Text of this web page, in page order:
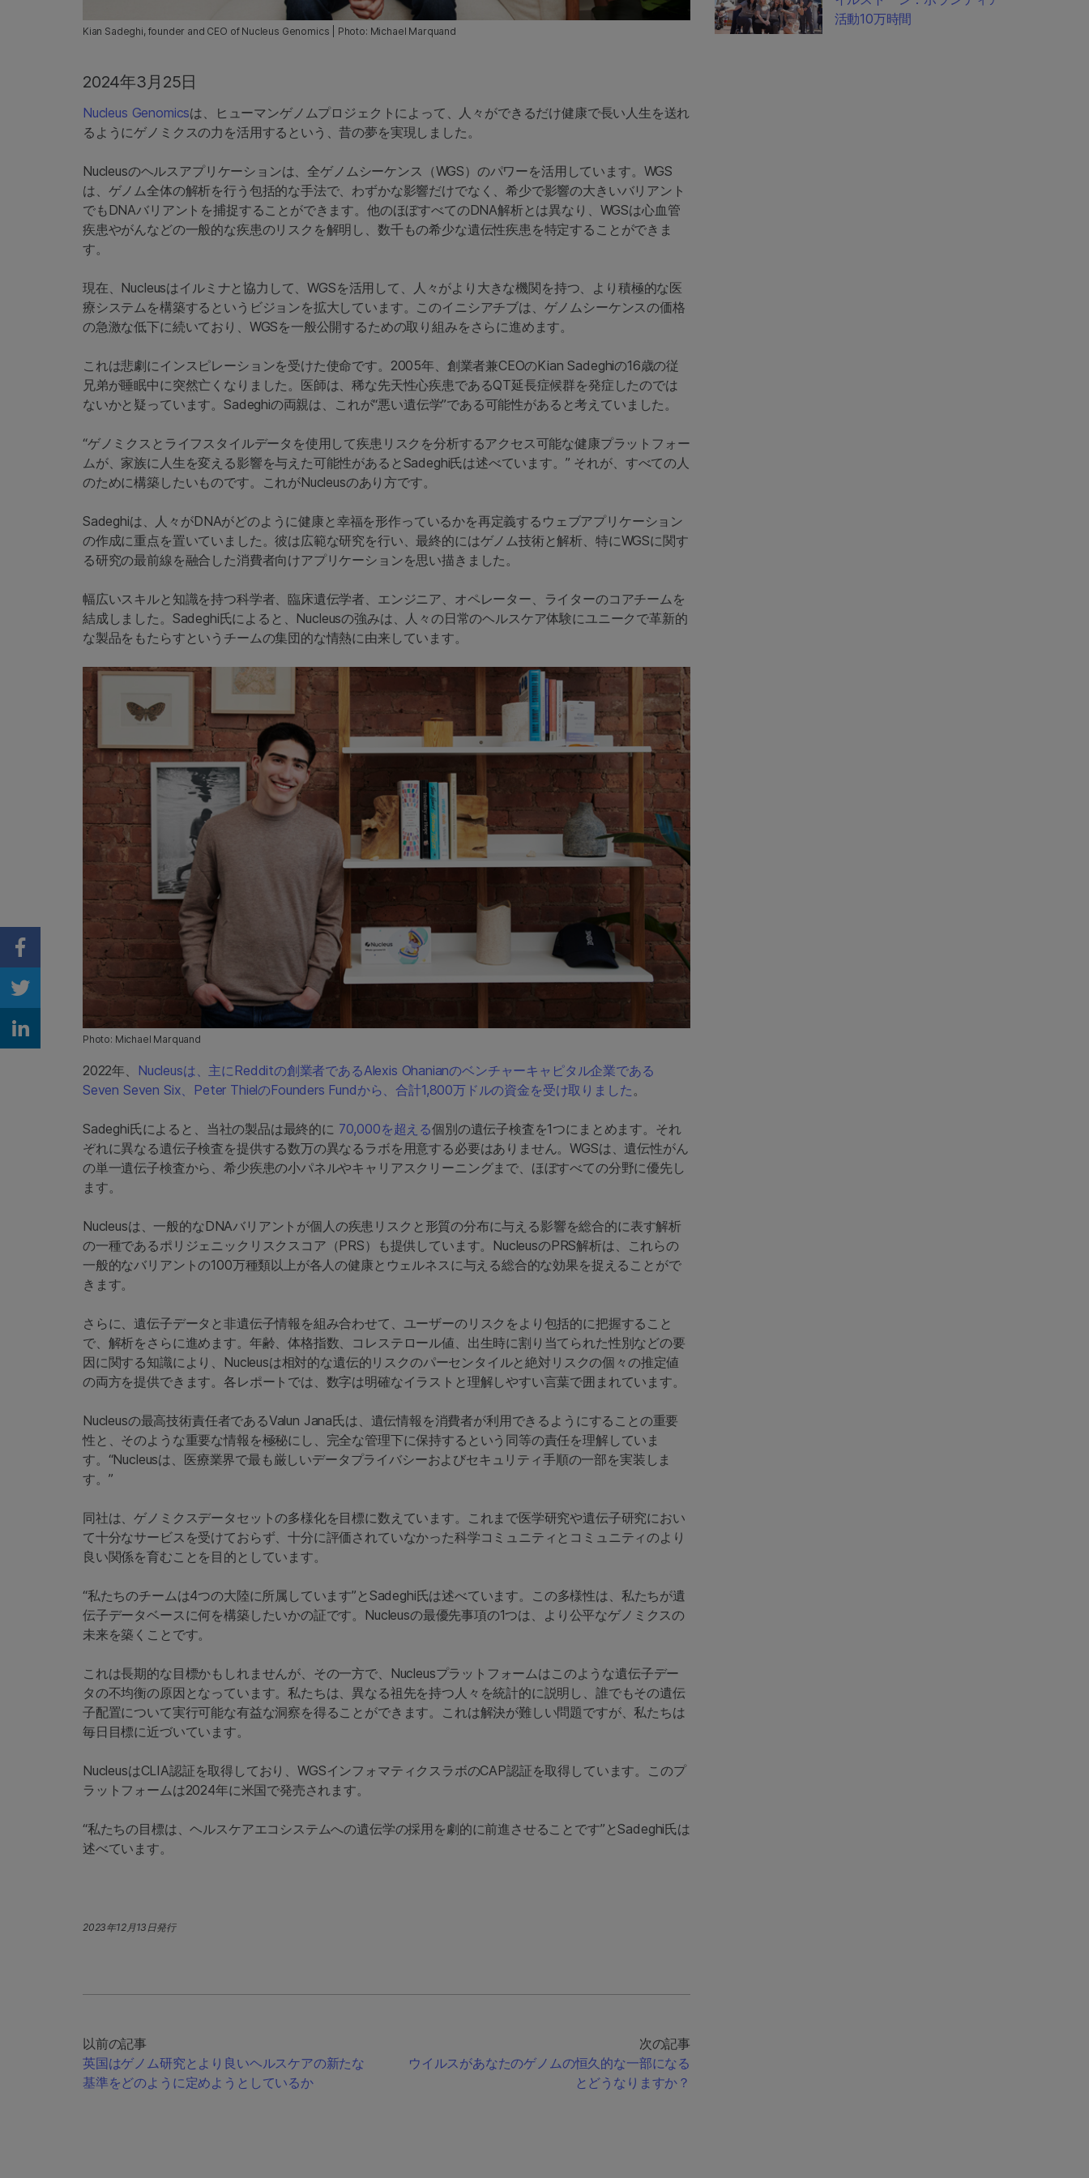
Kian Sadeghi, founder and CEO of Nucleus Genomics | Photo: Michael Marquand
2024年3月25日
Nucleus Genomicsは、ヒューマンゲノムプロジェクトによって、人々ができるだけ健康で長い人生を送れ
るようにゲノミクスの力を活用するという、昔の夢を実現しました。
Nucleusのヘルスアプリケーションは、全ゲノムシーケンス（WGS）のパワーを活用しています。WGS
は、ゲノム全体の解析を行う包括的な手法で、わずかな影響だけでなく、希少で影響の大きいバリアント
でもDNAバリアントを捕捉することができます。他のほぼすべてのDNA解析とは異なり、WGSは心血管
疾患やがんなどの一般的な疾患のリスクを解明し、数千もの希少な遺伝性疾患を特定することができま
す。
現在、Nucleusはイルミナと協力して、WGSを活用して、人々がより大きな機関を持つ、より積極的な医
療システムを構築するというビジョンを拡大しています。このイニシアチブは、ゲノムシーケンスの価格
の急激な低下に続いており、WGSを一般公開するための取り組みをさらに進めます。
これは悲劇にインスピレーションを受けた使命です。2005年、創業者兼CEOのKian Sadeghiの16歳の従
兄弟が睡眠中に突然亡くなりました。医師は、稀な先天性心疾患であるQT延長症候群を発症したのでは
ないかと疑っています。Sadeghiの両親は、これが“悪い遺伝学”である可能性があると考えていました。
“ゲノミクスとライフスタイルデータを使用して疾患リスクを分析するアクセス可能な健康プラットフォー
ムが、家族に人生を変える影響を与えた可能性があるとSadeghi氏は述べています。” それが、すべての人
のために構築したいものです。これがNucleusのあり方です。
Sadeghiは、人々がDNAがどのように健康と幸福を形作っているかを再定義するウェブアプリケーション
の作成に重点を置いていました。彼は広範な研究を行い、最終的にはゲノム技術と解析、特にWGSに関す
る研究の最前線を融合した消費者向けアプリケーションを思い描きました。
幅広いスキルと知識を持つ科学者、臨床遺伝学者、エンジニア、オペレーター、ライターのコアチームを
結成しました。Sadeghi氏によると、Nucleusの強みは、人々の日常のヘルスケア体験にユニークで革新的
な製品をもたらすというチームの集団的な情熱に由来しています。
Photo: Michael Marquand
2022年、 Nucleusは、主にRedditの創業者であるAlexis Ohanianのベンチャーキャピタル企業である
Seven Seven Six、Peter ThielのFounders Fundから、合計1,800万ドルの資金を受け取りました 。
Sadeghi氏によると、当社の製品は最終的に 70,000を超える個別の遺伝子検査を1つにまとめます。それ
ぞれに異なる遺伝子検査を提供する数万の異なるラボを用意する必要はありません。WGSは、遺伝性がん
の単一遺伝子検査から、希少疾患の小パネルやキャリアスクリーニングまで、ほぼすべての分野に優先し
ます。
Nucleusは、一般的なDNAバリアントが個人の疾患リスクと形質の分布に与える影響を総合的に表す解析
の一種であるポリジェニックリスクスコア（PRS）も提供しています。NucleusのPRS解析は、これらの
一般的なバリアントの100万種類以上が各人の健康とウェルネスに与える総合的な効果を捉えることがで
きます。
さらに、遺伝子データと非遺伝子情報を組み合わせて、ユーザーのリスクをより包括的に把握すること
で、解析をさらに進めます。年齢、体格指数、コレステロール値、出生時に割り当てられた性別などの要
因に関する知識により、Nucleusは相対的な遺伝的リスクのパーセンタイルと絶対リスクの個々の推定値
の両方を提供できます。各レポートでは、数字は明確なイラストと理解しやすい言葉で囲まれています。
Nucleusの最高技術責任者であるValun Jana氏は、遺伝情報を消費者が利用できるようにすることの重要
性と、そのような重要な情報を極秘にし、完全な管理下に保持するという同等の責任を理解していま
す。“Nucleusは、医療業界で最も厳しいデータプライバシーおよびセキュリティ手順の一部を実装しま
す。”
同社は、ゲノミクスデータセットの多様化を目標に数えています。これまで医学研究や遺伝子研究におい
て十分なサービスを受けておらず、十分に評価されていなかった科学コミュニティとコミュニティのより
良い関係を育むことを目的としています。
“私たちのチームは4つの大陸に所属しています”とSadeghi氏は述べています。この多様性は、私たちが遺
伝子データベースに何を構築したいかの証です。Nucleusの最優先事項の1つは、より公平なゲノミクスの
未来を築くことです。
これは長期的な目標かもしれませんが、その一方で、Nucleusプラットフォームはこのような遺伝子デー
タの不均衡の原因となっています。私たちは、異なる祖先を持つ人々を統計的に説明し、誰でもその遺伝
子配置について実行可能な有益な洞察を得ることができます。これは解決が難しい問題ですが、私たちは
毎日目標に近づいています。
NucleusはCLIA認証を取得しており、WGSインフォマティクスラボのCAP認証を取得しています。このプ
ラットフォームは2024年に米国で発売されます。
“私たちの目標は、ヘルスケアエコシステムへの遺伝学の採用を劇的に前進させることです”とSadeghi氏は
述べています。
2023年12月13日発行
以前の記事
英国はゲノム研究とより良いヘルスケアの新たな
基準をどのように定めようとしているか
次の記事
ウイルスがあなたのゲノムの恒久的な一部になる
とどうなりますか？
活動10万時間
Share on Facebook
Share on Twitter
Share on Linkedin